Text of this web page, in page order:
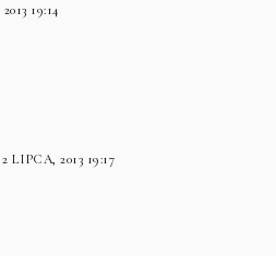
19:14
LIPCA, 2013 19:17